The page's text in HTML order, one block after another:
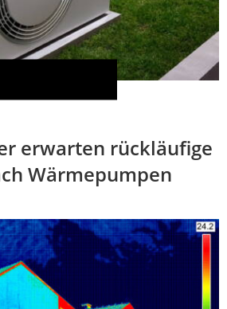
erwarten rückläufige
Wärmepumpen